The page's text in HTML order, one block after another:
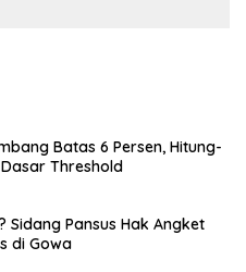
Batas 6 Persen, Hitung-
Threshold
Sidang Pansus Hak Angket
di Gowa